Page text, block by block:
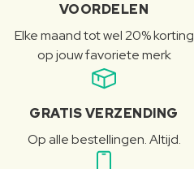
VOORDELEN
Elke maand tot wel 20% korting
op jouw favoriete merk
GRATIS VERZENDING
Op alle bestellingen. Altijd.